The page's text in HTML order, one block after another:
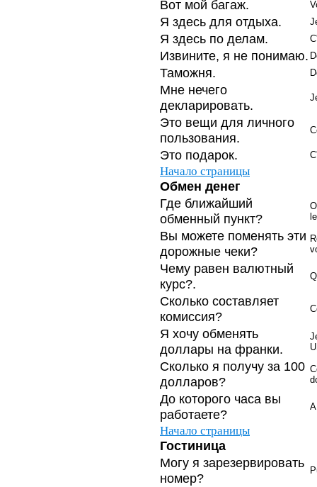
Вот мой багаж.
Я здесь для отдыха.
Я здесь по делам.
Извините, я не понимаю.
Таможня.
Мне нечего
декларировать.
Это вещи для личного
пользования.
Это подарок.
Начало страницы
Обмен денег
Где ближайший
обменный пункт?
Вы можете поменять эти
дорожные чеки?
Чему равен валютный
курс?.
Сколько составляет
комиссия?
Я хочу обменять
доллары на франки.
Сколько я получу за 100
долларов?
До которого часа вы
работаете?
Начало страницы
Гостиница
Могу я зарезервировать
номер?